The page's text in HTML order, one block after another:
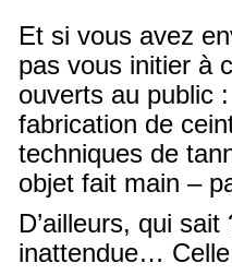
Et si vous avez
pas vous initier à
ouverts au public
fabrication de
techniques de
objet fait main –
D’ailleurs, qui
inattendue…